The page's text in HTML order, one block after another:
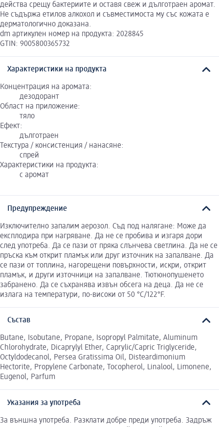
действа срещу бактериите и оставя свеж и дълготраен аромат.
Не съдържа етилов алкохол и съвместимоста му със кожата е
дерматологично доказана.
dm артикулен номер на продукта: 2028845
GTIN: 9005800365732
Характеристики на продукта
Концентрация на аромата:
дезодорант
Област на приложение:
тяло
Ефект:
дълготраен
Текстура / консистенция / нанасяне:
спрей
Характеристики на продукта:
с аромат
Предупреждение
Изключително запалим аерозол. Съд под налягане: Може да
експлодира при нагряване. Да не се пробива и изгаря дори
след употреба. Да се пази от пряка слънчева светлина. Да не се
пръска към открит пламък или друг източник на запалване. Да
се пази от топлина, нагорещени повърхности, искри, открит
пламък, и други източници на запалване. Тютюнопушенето
забранено. Да се съхранява извън обсега на деца. Да не се
излага на температури, по-високи от 50 °C/122°F.
Състав
Butane, Isobutane, Propane, Isopropyl Palmitate, Aluminum
Chlorohydrate, Dicaprylyl Ether, Caprylic/Capric Triglyceride,
Octyldodecanol, Persea Gratissima Oil, Disteardimonium
Hectorite, Propylene Carbonate, Tocopherol, Linalool, Limonene,
Eugenol, Parfum
Указания за употреба
За външна употреба. Разклати добре преди употреба. Задръж